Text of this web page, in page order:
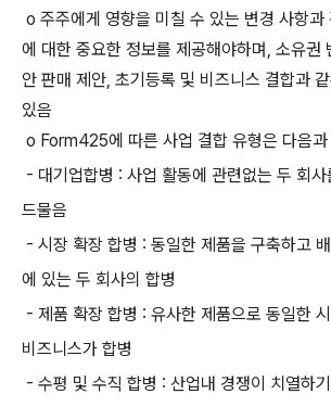
o 주주에게 영향을 미칠 수 있는 변경 사항과
에 대한 중요한 정보를 제공해야하며, 소유권
안 판매 제안, 초기등록 및 비즈니스 결합과
있음
o Form425에 따른 사업 결합 유형은 다음과
- 대기업합병 : 사업 활동에 관련없는 두 회
드물음
- 시장 확장 합병 : 동일한 제품을 구축하고
에 있는 두 회사의 합병
- 제품 확장 합병 : 유사한 제품으로 동일한
비즈니스가 합병
- 수평 및 수직 합병 : 산업내 경쟁이 치열하